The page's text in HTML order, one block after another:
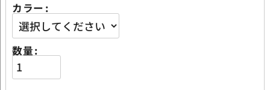
カラー
数量